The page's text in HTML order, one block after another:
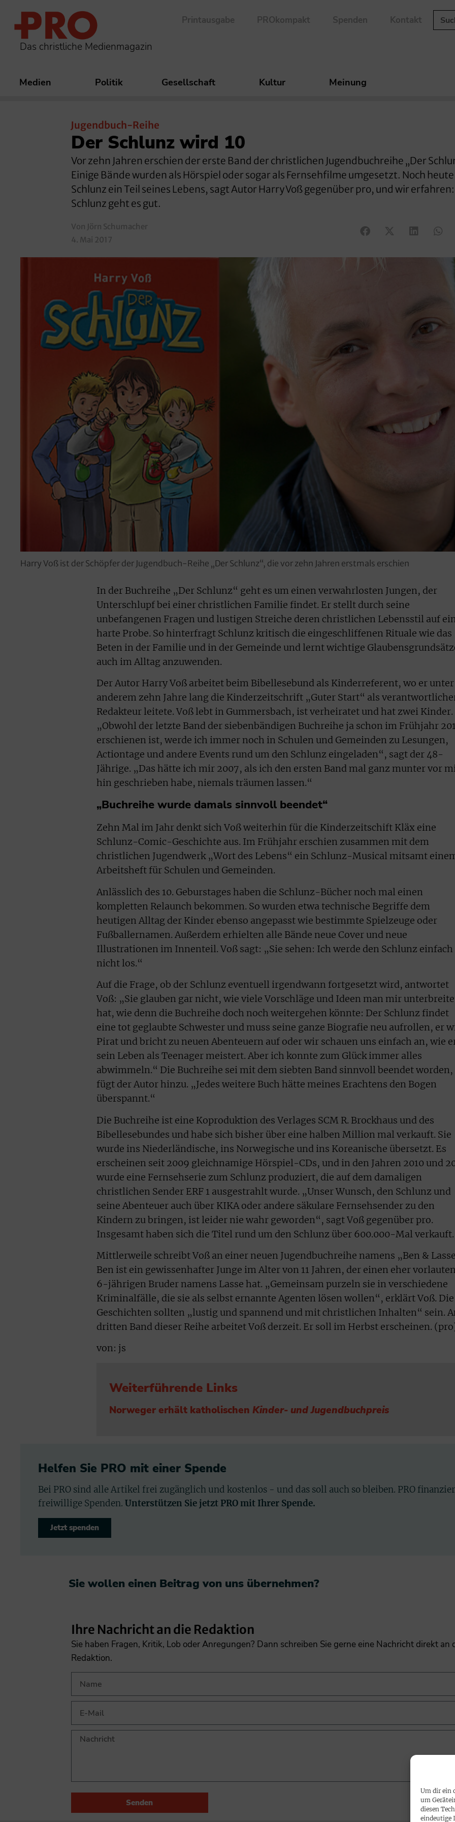
Um dir ein
um
diesen
eindeutige
Das christliche Medienmagazin
Printausgabe PROkompakt Spenden Kontakt
Medien Politik Gesellschaft Kultur Meinung
Jugendbuch-Reihe
Der Schlunz wird 10
Vor zehn Jahren erschien der erste Band der christlichen Jugendbuchreihe „Der
Einige Bände wurden als Hörspiel oder sogar als Fernsehfilme umgesetzt. Noch
Schlunz ein Teil seines Lebens, sagt Autor Harry Voß gegenüber pro, und wir
Schlunz geht es gut.
Von Jörn Schumacher
4. Mai 2017
Harry Voß ist der Schöpfer der Jugendbuch-Reihe „Der Schlunz“, die vor zehn Jahren erstmals erschien
In der Buchreihe „Der Schlunz“ geht es um einen verwahrlosten Jungen, der
Unterschlupf bei einer christlichen Familie findet. Er stellt durch seine
unbefangenen Fragen und lustigen Streiche deren christlichen Lebensstil auf
harte Probe. So hinterfragt Schlunz kritisch die eingeschliffenen Rituale wie das
Beten in der Familie und in der Gemeinde und lernt wichtige
auch im Alltag anzuwenden.
Der Autor Harry Voß arbeitet beim Bibellesebund als Kinderreferent, wo er unter
anderem zehn Jahre lang die Kinderzeitschrift „Guter Start“ als
Redakteur leitete. Voß lebt in Gummersbach, ist verheiratet und hat zwei Kinder.
„Obwohl der letzte Band der siebenbändigen Buchreihe ja schon im Frühjahr
erschienen ist, werde ich immer noch in Schulen und Gemeinden zu Lesungen,
Actiontage und andere Events rund um den Schlunz eingeladen“, sagt der 48-
Jährige. „Das hätte ich mir 2007, als ich den ersten Band mal ganz munter vor
hin geschrieben habe, niemals träumen lassen.“
„Buchreihe wurde damals sinnvoll beendet“
Zehn Mal im Jahr denkt sich Voß weiterhin für die Kinderzeitschift Kläx eine
Schlunz-Comic-Geschichte aus. Im Frühjahr erschien zusammen mit dem
christlichen Jugendwerk „Wort des Lebens“ ein Schlunz-Musical mitsamt
Arbeitsheft für Schulen und Gemeinden.
Anlässlich des 10. Geburstages haben die Schlunz-Bücher noch mal einen
kompletten Relaunch bekommen. So wurden etwa technische Begriffe dem
heutigen Alltag der Kinder ebenso angepasst wie bestimmte Spielzeuge oder
Fußballernamen. Außerdem erhielten alle Bände neue Cover und neue
Illustrationen im Innenteil. Voß sagt: „Sie sehen: Ich werde den Schlunz einfach
nicht los.“
Auf die Frage, ob der Schlunz eventuell irgendwann fortgesetzt wird, antwortet
Voß: „Sie glauben gar nicht, wie viele Vorschläge und Ideen man mir
hat, wie denn die Buchreihe doch noch weitergehen könnte: Der Schlunz findet
eine tot geglaubte Schwester und muss seine ganze Biografie neu aufrollen, er
Pirat und bricht zu neuen Abenteuern auf oder wir schauen uns einfach an, wie
sein Leben als Teenager meistert. Aber ich konnte zum Glück immer alles
abwimmeln.“ Die Buchreihe sei mit dem siebten Band sinnvoll beendet worden,
fügt der Autor hinzu. „Jedes weitere Buch hätte meines Erachtens den Bogen
überspannt.“
Die Buchreihe ist eine Koproduktion des Verlages SCM R. Brockhaus und des
Bibellesebundes und habe sich bisher über eine halben Million mal verkauft. Sie
wurde ins Niederländische, ins Norwegische und ins Koreanische übersetzt. Es
erscheinen seit 2009 gleichnamige Hörspiel-CDs, und in den Jahren 2010 und
wurde eine Fernsehserie zum Schlunz produziert, die auf dem damaligen
christlichen Sender ERF 1 ausgestrahlt wurde. „Unser Wunsch, den Schlunz und
seine Abenteuer auch über KIKA oder andere säkulare Fernsehsender zu den
Kindern zu bringen, ist leider nie wahr geworden“, sagt Voß gegenüber pro.
Insgesamt haben sich die Titel rund um den Schlunz über 600.000-Mal verkauft.
Mittlerweile schreibt Voß an einer neuen Jugendbuchreihe namens „Ben &
Ben ist ein gewissenhafter Junge im Alter von 11 Jahren, der einen eher vorlauten
6-jährigen Bruder namens Lasse hat. „Gemeinsam purzeln sie in verschiedene
Kriminalfälle, die sie als selbst ernannte Agenten lösen wollen“, erklärt Voß. Die
Geschichten sollten „lustig und spannend und mit christlichen Inhalten“ sein.
dritten Band dieser Reihe arbeitet Voß derzeit. Er soll im Herbst erscheinen.
von: js
Weiterführende Links
Norweger erhält katholischen Kinder- und Jugendbuchpreis
Helfen Sie PRO mit einer Spende
Bei PRO sind alle Artikel frei zugänglich und kostenlos - und das soll auch so bleiben. PRO
freiwillige Spenden. Unterstützen Sie jetzt PRO mit Ihrer Spende.
Jetzt spenden
Sie wollen einen Beitrag von uns übernehmen?​
Ihre Nachricht an die Redaktion
Sie haben Fragen, Kritik, Lob oder Anregungen? Dann schreiben Sie gerne eine Nachricht direkt an
Redaktion.
Senden